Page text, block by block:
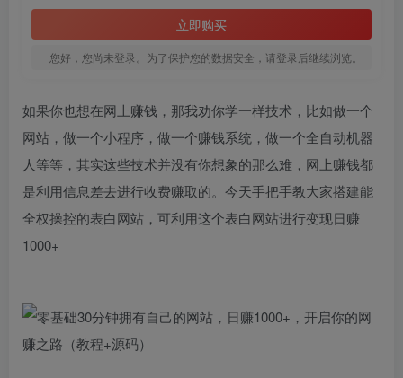
立即购买
您好，您尚未登录。为了保护您的数据安全，请登录后继续浏览。
如果你也想在网上赚钱，那我劝你学一样技术，比如做一个
网站，做一个小程序，做一个赚钱系统，做一个全自动机器
人等等，其实这些技术并没有你想象的那么难，网上赚钱都
是利用信息差去进行收费赚取的。今天手把手教大家搭建能
全权操控的表白网站，可利用这个表白网站进行变现日赚
1000+